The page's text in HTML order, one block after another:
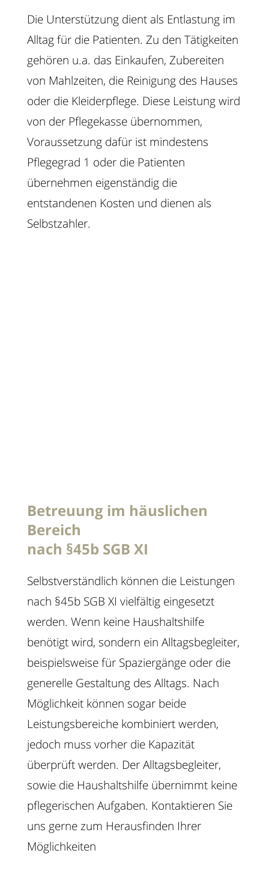
Die Unterstützung dient als Entlastung im
Alltag für die Patienten. Zu den Tätigkeiten
gehören u.a. das Einkaufen, Zubereiten
von Mahlzeiten, die Reinigung des Hauses
oder die Kleiderpflege. Diese Leistung wird
von der Pflegekasse übernommen,
Voraussetzung dafür ist mindestens
Pflegegrad 1 oder die Patienten
übernehmen eigenständig die
entstandenen Kosten und dienen als
Selbstzahler.
Betreuung im häuslichen
Bereich
nach §45b SGB XI
Selbstverständlich können die Leistungen
nach §45b SGB XI vielfältig eingesetzt
werden. Wenn keine Haushaltshilfe
benötigt wird, sondern ein Alltagsbegleiter,
beispielsweise für Spaziergänge oder die
generelle Gestaltung des Alltags. Nach
Möglichkeit können sogar beide
Leistungsbereiche kombiniert werden,
jedoch muss vorher die Kapazität
überprüft werden. Der Alltagsbegleiter,
sowie die Haushaltshilfe übernimmt keine
pflegerischen Aufgaben. Kontaktieren Sie
uns gerne zum Herausfinden Ihrer
Möglichkeiten